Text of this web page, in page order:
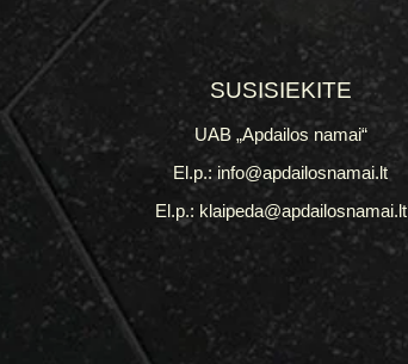
SUSISIEKITE
UAB „Apdailos namai“
El.p.: info@apdailosnamai.lt
El.p.: klaipeda@apdailosnamai.lt